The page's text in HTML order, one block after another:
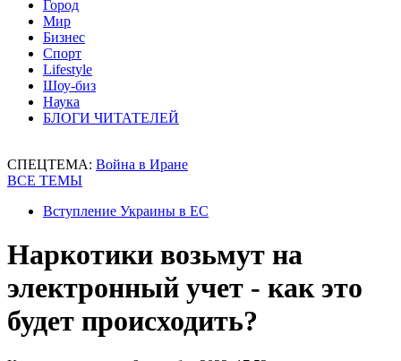
Город
Мир
Бизнес
Спорт
Lifestyle
Шоу-биз
Наука
БЛОГИ ЧИТАТЕЛЕЙ
СПЕЦТЕМА: Война в Иране
ВСЕ ТЕМЫ
Вступление Украины в ЕС
Наркотики возьмут на
электронный учет - как это
будет происходить?